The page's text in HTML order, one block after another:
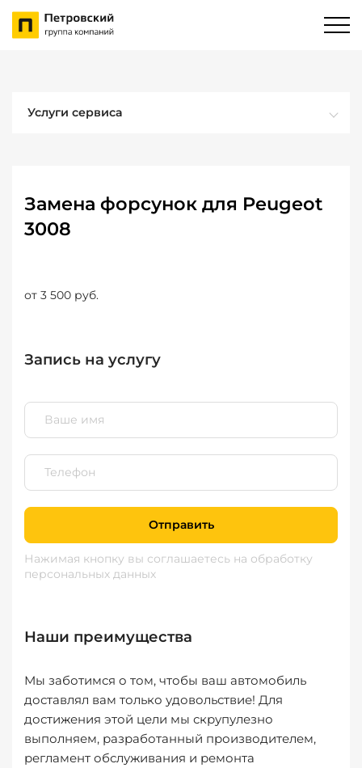
Услуги сервиса
Замена форсунок для Peugeot
3008
от 3 500 руб.
Запись на услугу
Отправить
Нажимая кнопку вы соглашаетесь на обработку
персональных данных
Наши преимущества
Мы заботимся о том, чтобы ваш автомобиль
доставлял вам только удовольствие! Для
достижения этой цели мы скрупулезно
выполняем, разработанный производителем,
регламент обслуживания и ремонта